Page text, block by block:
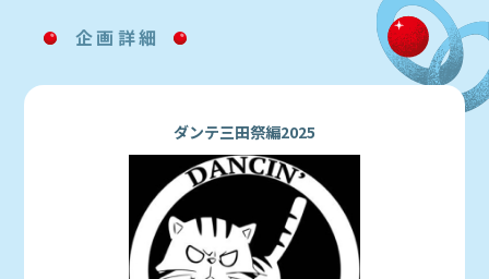
企画詳細
ダンテ三田祭編2025